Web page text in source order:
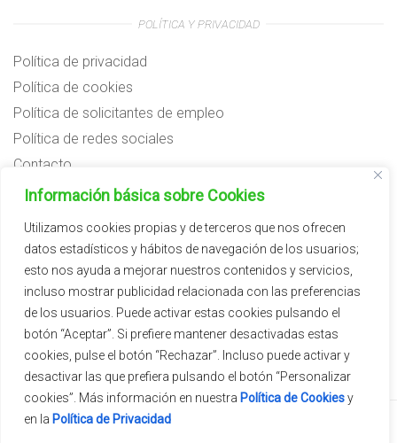
Información básica sobre Cookies
Utilizamos cookies propias y de terceros que nos ofrecen
datos estadísticos y hábitos de navegación de los usuarios;
esto nos ayuda a mejorar nuestros contenidos y servicios,
incluso mostrar publicidad relacionada con las preferencias
de los usuarios. Puede activar estas cookies pulsando el
botón “Aceptar”. Si prefiere mantener desactivadas estas
cookies, pulse el botón “Rechazar”. Incluso puede activar y
desactivar las que prefiera pulsando el botón “Personalizar
cookies”. Más información en nuestra Política de Cookiesy
en la Política de Privacidad
POLÍTICA Y PRIVACIDAD
Política de privacidad
Política de cookies
Política de solicitantes de empleo
Política de redes sociales
Contacto
Preguntas frecuentes
Subvenciones